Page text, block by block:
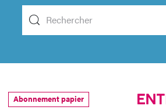
Abonnement papier